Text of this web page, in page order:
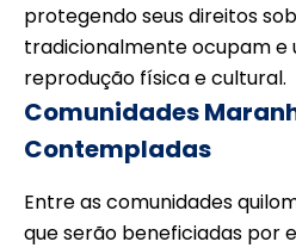
protegendo seus direitos
tradicionalmente ocupam e
reprodução física e cultural.
Comunidades
Contempladas
Entre as comunidades
que serão beneficiadas por